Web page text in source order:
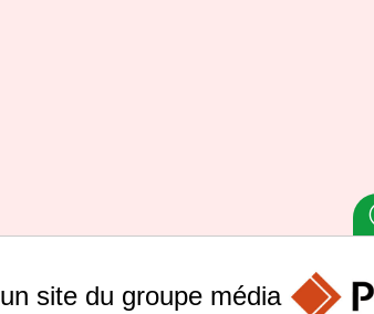
un site du groupe média